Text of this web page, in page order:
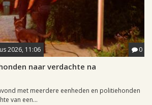
2026, 11:06 0
naar verdachte na
met meerdere eenheden en politiehonden
van een...